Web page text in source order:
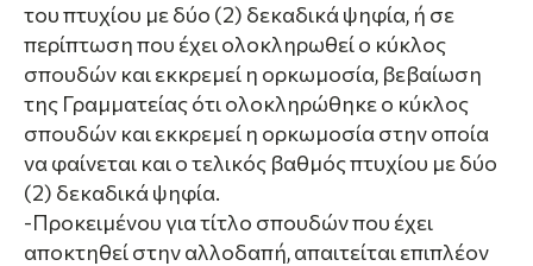
του πτυχίου με δύο (2) δεκαδικά ψηφία, ή σε
περίπτωση που έχει ολοκληρωθεί ο κύκλος
σπουδών και εκκρεμεί η ορκωμοσία, βεβαίωση
της Γραμματείας ότι ολοκληρώθηκε ο κύκλος
σπουδών και εκκρεμεί η ορκωμοσία στην οποία
να φαίνεται και ο τελικός βαθμός πτυχίου με δύο
(2) δεκαδικά ψηφία.
-Προκειμένου για τίτλο σπουδών που έχει
αποκτηθεί στην αλλοδαπή, απαιτείται επιπλέον